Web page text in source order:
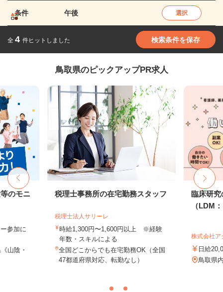
条件 午後 選択
全 4 件ヒットしました 検索条件を保存
鳥取県のピックアップPR求人
のモニ
参加に
山陰・
税理士事務所の在宅勤務スタッフ
税理士法人サリーレ
時給1,300円〜1,600円以上 ※経験
年数・スキルによる
全国どこからでも在宅勤務OK（全国
47都道府県対応、転勤なし）
臨床研究
（LDM
株式会社ア
日給
鳥取県